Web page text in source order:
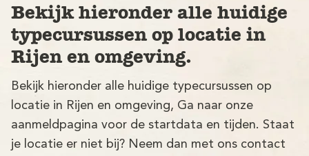
Bekijk hieronder alle huidige
typecursussen op locatie in
Rijen en omgeving.
Bekijk hieronder alle huidige typecursussen op
locatie in Rijen en omgeving, Ga naar onze
aanmeldpagina voor de startdata en tijden. Staat
je locatie er niet bij? Neem dan met ons contact